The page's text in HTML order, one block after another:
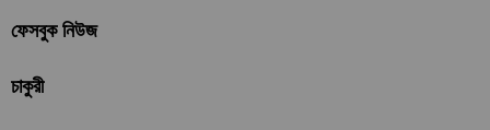
ফেসবুক নিউজ
চাকুরী